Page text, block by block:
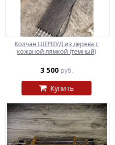
Колчан ШЕРВУД из дерева с
кожаной лямкой (темный)
3 500 руб.
Купить